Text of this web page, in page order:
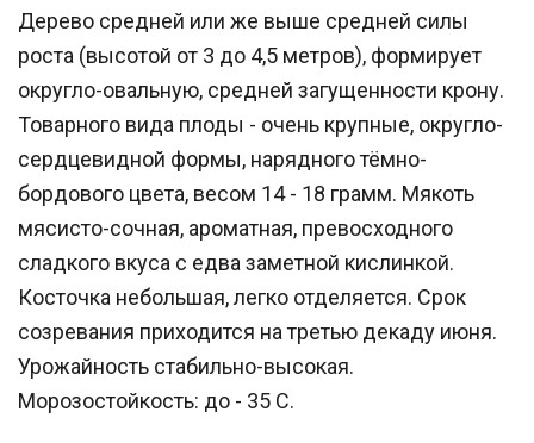
Дерево средней или же выше средней силы
роста (высотой от 3 до 4,5 метров), формирует
округло-овальную, средней загущенности крону.
Товарного вида плоды - очень крупные, округло-
сердцевидной формы, нарядного тёмно-
бордового цвета, весом 14 - 18 грамм. Мякоть
мясисто-сочная, ароматная, превосходного
сладкого вкуса с едва заметной кислинкой.
Косточка небольшая, легко отделяется. Срок
созревания приходится на третью декаду июня.
Урожайность стабильно-высокая.
Морозостойкость: до - 35 С.